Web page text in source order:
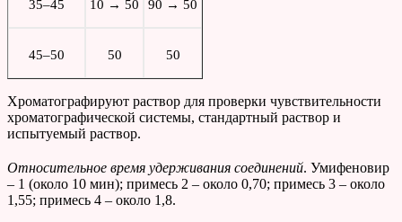
35–45 10 → 50 90 → 50
45–50 50 50
Хроматографируют раствор для проверки чувствительности
хроматографической системы, стандартный раствор и
испытуемый раствор.
Относительное время удерживания соединений. Умифеновир
– 1 (около 10 мин); примесь 2 – около 0,70; примесь 3 – около
1,55; примесь 4 – около 1,8.